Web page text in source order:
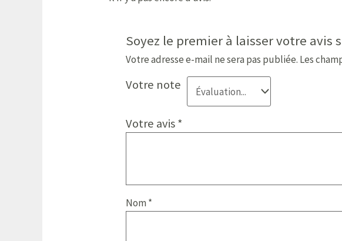
Soyez le premier à laisser votre avis
Votre adresse e-mail ne sera pas publiée. Les
Votre note
Votre avis*
Nom *